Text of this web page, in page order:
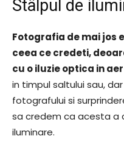
Stâlpul de
Fotografia de mai jos
ceea ce credeti,
cu o iluzie optica in
in timpul saltului sau,
fotografului si
sa credem ca acesta a
iluminare.